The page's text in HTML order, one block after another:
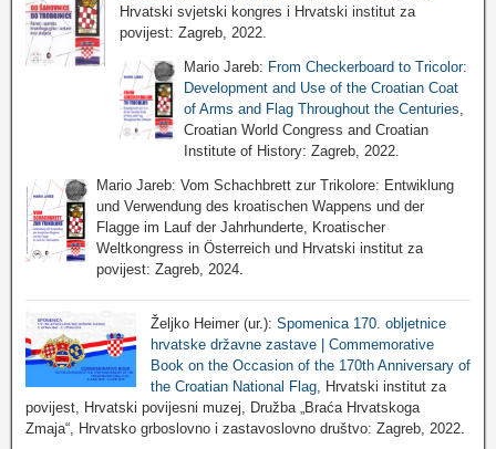
Hrvatski svjetski kongres i Hrvatski institut za
povijest: Zagreb, 2022.
Mario Jareb: From Checkerboard to Tricolor:
Development and Use of the Croatian Coat
of Arms and Flag Throughout the Centuries
Croatian World Congress and Croatian
Institute of History: Zagreb, 2022.
Mario Jareb: Vom Schachbrett zur Trikolore: Entwiklung
und Verwendung des kroatischen Wappens und der
Flagge im Lauf der Jahrhunderte, Kroatischer
Weltkongress in Österreich und Hrvatski institut za
povijest: Zagreb, 2024.
Željko Heimer (ur.): Spomenica 170. obljetnice
hrvatske državne zastave | Commemorative
Book on the Occasion of the 170th Anniversary of
the Croatian National Flag, Hrvatski institut za
povijest, Hrvatski povijesni muzej, Družba „Braća Hrvatskoga
Zmaja“, Hrvatsko grboslovno i zastavoslovno društvo: Zagreb, 2022.